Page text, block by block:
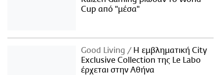
Cup από "μέσα"
Good Living
Η εμβληματική City
Exclusive Collection της Le Labo
έρχεται στην Αθήνα